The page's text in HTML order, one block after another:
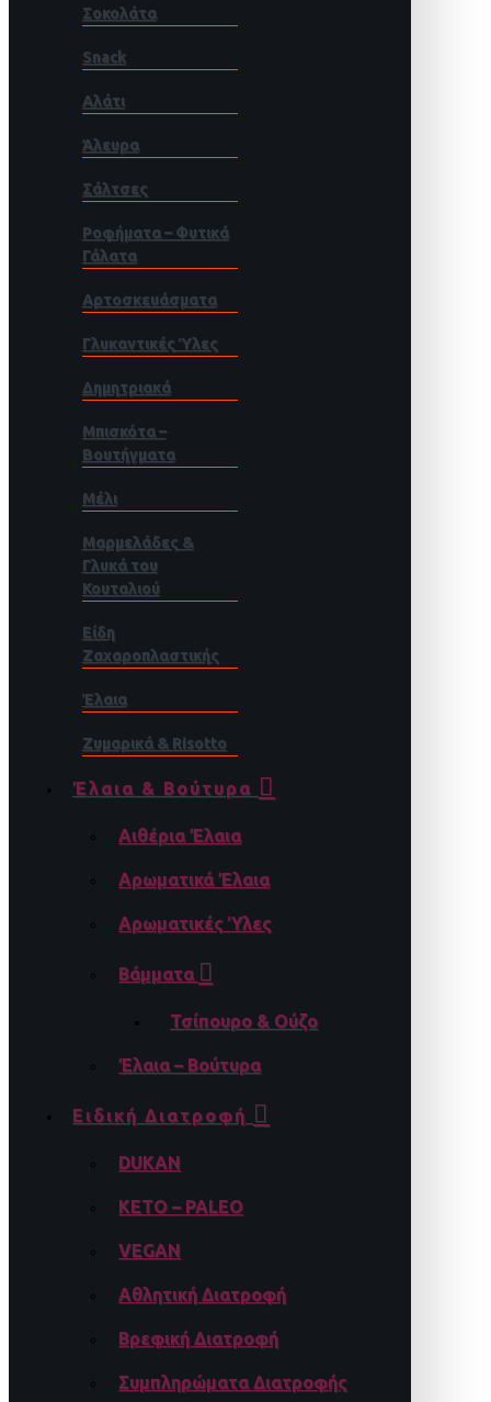
Σοκολάτα
Snack
Αλάτι
Άλευρα
Σάλτσες
Ροφήματα – Φυτικά
Γάλατα
Αρτοσκευάσματα
Γλυκαντικές Ύλες
Δημητριακά
Μπισκότα –
Βουτήγματα
Μέλι
Μαρμελάδες &
Γλυκά του
Κουταλιού
Είδη
Ζαχαροπλαστικής
Έλαια
Ζυμαρικά & Risotto
Έλαια & Βούτυρα
Αιθέρια Έλαια
Αρωματικά Έλαια
Αρωματικές Ύλες
Βάμματα
Τσίπουρο & Ούζο
Έλαια – Βούτυρα
Ειδική Διατροφή
DUKAN
KETO – PALEO
VEGAN
Αθλητική Διατροφή
Βρεφική Διατροφή
Συμπληρώματα Διατροφής